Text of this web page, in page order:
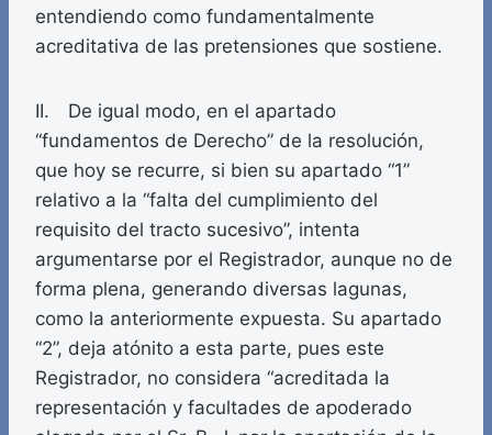
entendiendo como fundamentalmente
acreditativa de las pretensiones que sostiene.
II. De igual modo, en el apartado
“fundamentos de Derecho” de la resolución,
que hoy se recurre, si bien su apartado “1”
relativo a la “falta del cumplimiento del
requisito del tracto sucesivo”, intenta
argumentarse por el Registrador, aunque no de
forma plena, generando diversas lagunas,
como la anteriormente expuesta. Su apartado
“2”, deja atónito a esta parte, pues este
Registrador, no considera “acreditada la
representación y facultades de apoderado